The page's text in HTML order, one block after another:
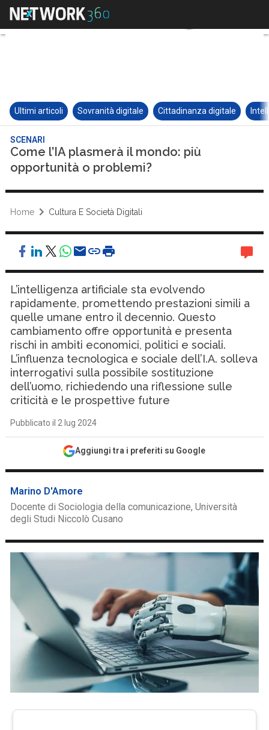
Ultimi articoli Sovranità digitale Cittadinanza digitale
SCENARI
Come l’IA plasmerà il mondo: più
opportunità o problemi?
Home Cultura E Società Digitali
L’intelligenza artificiale sta evolvendo
rapidamente, promettendo prestazioni simili a
quelle umane entro il decennio. Questo
cambiamento offre opportunità e presenta
rischi in ambiti economici, politici e sociali.
L’influenza tecnologica e sociale dell’I.A. solleva
interrogativi sulla possibile sostituzione
dell’uomo, richiedendo una riflessione sulle
criticità e le prospettive future
Pubblicato il 2 lug 2024
Aggiungi tra i preferiti su Google
Marino D'Amore
Docente di Sociologia della comunicazione, Università
degli Studi Niccolò Cusano